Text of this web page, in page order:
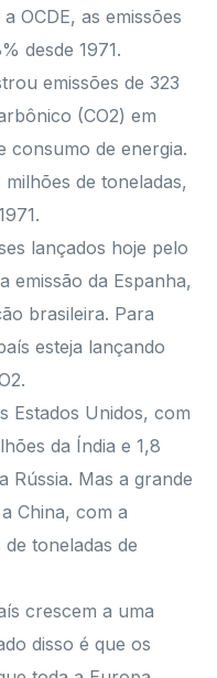
OCDE, as emissões
desde 1971.
emissões de 323
(CO2) em
de energia.
de toneladas,
lançados hoje pelo
emissão da Espanha,
brasileira. Para
esteja lançando
Estados Unidos, com
da Índia e 1,8
Rússia. Mas a grande
China, com a
toneladas de
crescem a uma
disso é que os